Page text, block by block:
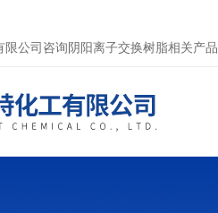
公司咨询阴阳离子交换树脂相关产